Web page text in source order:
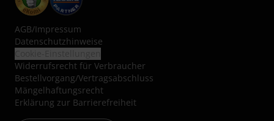
AGB/Impressum
Datenschutzhinweise
Widerrufsrecht für Verbraucher
Bestellvorgang/Vertragsabschluss
Mängelhaftungsrecht
Erklärung zur Barrierefreiheit